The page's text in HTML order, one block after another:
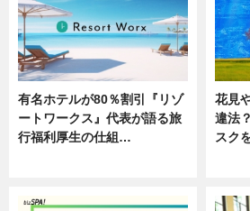
有名ホテルが80％割引『リゾ
ートワークス』代表が語る旅
行福利厚生の仕組…
花見
違法
スク